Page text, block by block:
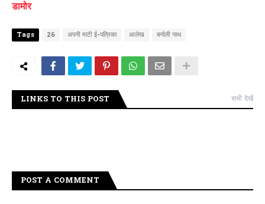
डामोर
Tags 26 अपनी माटी ई-पत्रिका आलेख बर्नाली नाथ
LINKS TO THIS POST सभी देखें
POST A COMMENT